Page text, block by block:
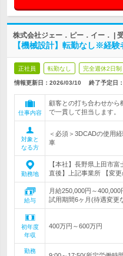
株式会社ジェー．ピー．イー． |
【機械設計】転勤なし※経験
正社員 転勤なし 完全週休2日制
情報更新日：2026/03/10 終了予定日：
仕事内容
顧客との打ち合わせから
で一貫して担当します。
対象と
なる方
＜必須＞3DCADの使用
車
勤務地
【本社】長野県上田市
直後】上記事業所 【変更
給与
月給250,000円～
試用期間6ヶ月(待遇変更
初年度
年収
400万円～600万円
勤務